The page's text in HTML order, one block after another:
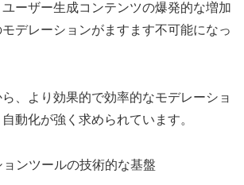
ユーザー生成コンテンツの爆発的な増加
デレーションがますます不可能になっ
、より効果的で効率的なモデレーショ
動化が強く求められています。
ンツールの技術的な基盤